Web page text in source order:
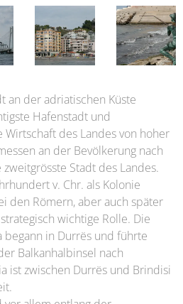
an der adriatischen Küste
Hafenstadt und
des Landes von hoher
an der Bevölkerung nach
Stadt des Landes.
v. Chr. als Kolonie
den Römern, aber auch später
wichtige Rolle. Die
begann in Durrës und führte
Balkanhalbinsel nach
ist zwischen Durrës und Brindisi